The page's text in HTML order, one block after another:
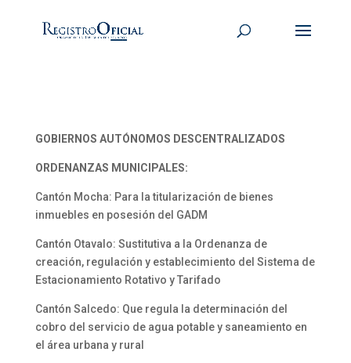
GOBIERNOS AUTÓNOMOS DESCENTRALIZADOS
ORDENANZAS MUNICIPALES:
Cantón Mocha: Para la titularización de bienes
inmuebles en posesión del GADM
Cantón Otavalo: Sustitutiva a la Ordenanza de
creación, regulación y establecimiento del Sistema de
Estacionamiento Rotativo y Tarifado
Cantón Salcedo: Que regula la determinación del
cobro del servicio de agua potable y saneamiento en
el área urbana y rural